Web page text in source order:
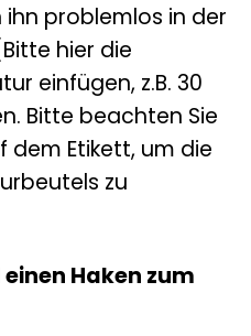
problemlos in der
hier die
einfügen, z.B. 30
Bitte beachten Sie
dem Etikett, um die
zu
Haken zum